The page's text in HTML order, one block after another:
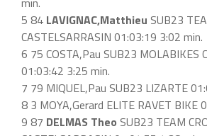
5 84 LAVIGNAC,Matthieu SUB23
CASTELSARRASIN 01:03:19 3:02 min.
6 75 COSTA,Pau SUB23 MOLABIKES
01:03:42 3:25 min.
7 79 MIQUEL,Pau SUB23 LIZARTE
8 3 MOYA,Gerard ELITE RAVET BIKE
9 87 DELMAS Theo SUB23 TEAM